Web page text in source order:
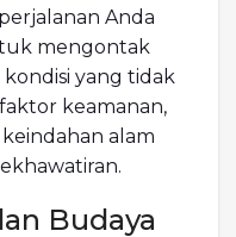
Anda
mengontak
yang tidak
keamanan,
alam
Budaya